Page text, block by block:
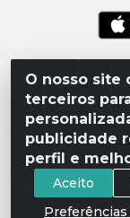
O nosso site
terceiros
publicidade
perfil e
Aceito
Preferências
Lívia
Toninho,
000